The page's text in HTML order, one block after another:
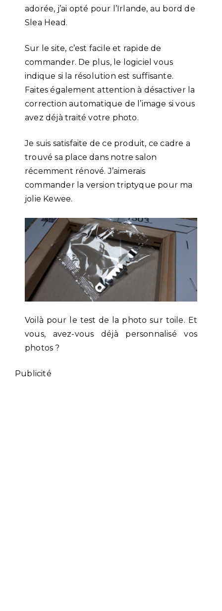
adorée, j’ai opté pour l’Irlande, au bord de
Slea Head.
Sur le site, c’est facile et rapide de
commander. De plus, le logiciel vous
indique si la résolution est suffisante.
Faites également attention à désactiver la
correction automatique de l’image si vous
avez déjà traité votre photo.
Je suis satisfaite de ce produit, ce cadre a
trouvé sa place dans notre salon
récemment rénové. J’aimerais
commander la version triptyque pour ma
jolie Kewee.
Voilà pour le test de la photo sur toile. Et
vous, avez-vous déjà personnalisé vos
photos ?
Publicité